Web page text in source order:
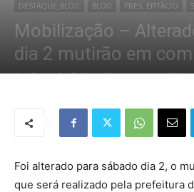
DESTAQUE_BLOG BLOG PRES. EPITÁCIO
Mobilização –
dia 2 mutirão em
Por Redação Tribo - 30 de janeiro de 2019
Foi alterado para sábado dia 2, o
que será realizado pela prefeitura